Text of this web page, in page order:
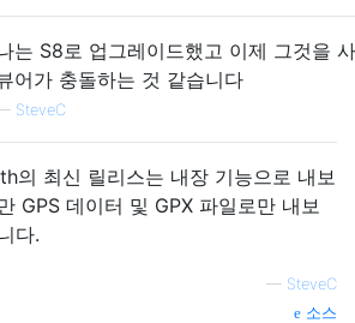
는 S8로 업그레이드했고 이제 그것을
어가 충돌하는 것 같습니다
SteveC
의 최신 릴리스는 내장 기능으로 내보
GPS 데이터 및 GPX 파일로만 내보
다.
— SteveC
소스